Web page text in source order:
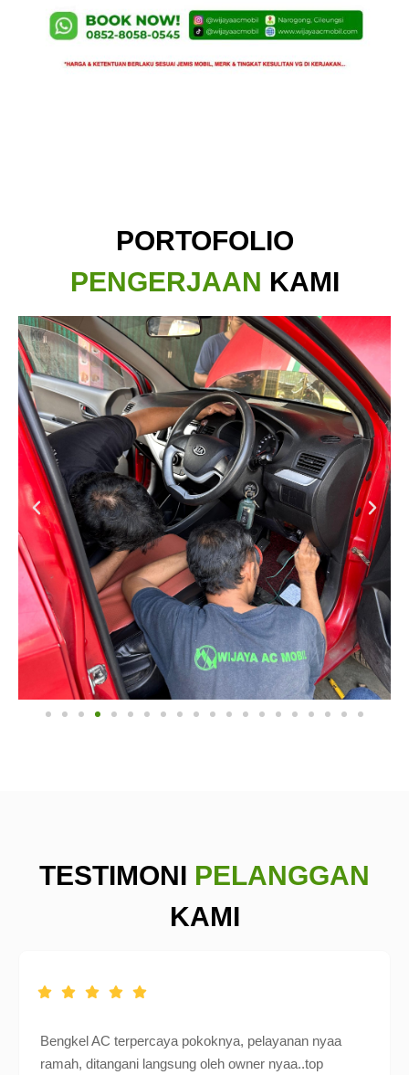
PORTOFOLIO
PENGERJAAN KAMI
TESTIMONI PELANGGAN
KAMI
Bengkel AC terpercaya pokoknya, pelayanan nyaa
ramah, ditangani langsung oleh owner nyaa..top